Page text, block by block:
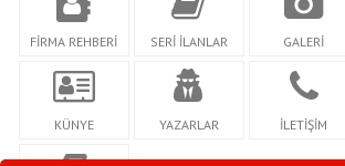
FİRMA REHBERİ SERİ İLANLAR GALERİ
KÜNYE YAZARLAR İLETİŞİM